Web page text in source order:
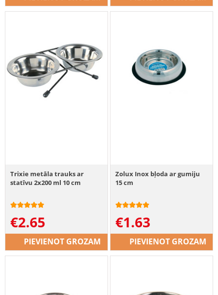
Trixie metāla trauks ar
statīvu 2x200 ml 10 cm
€2.65
PIEVIENOT GROZAM
Zolux Inox bļoda ar gumiju
15 cm
€1.63
PIEVIENOT GROZAM